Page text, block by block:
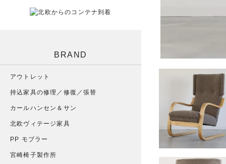
BRAND
アウトレット
持込家具の修理／修復／張替
カールハンセン＆サン
北欧ヴィテージ家具
PP モブラー
宮崎椅子製作所